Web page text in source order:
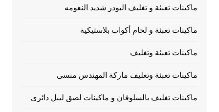
ماكينات تعبئة و تغليف البودر شديد النعومه
ماكينات تعبئة و لحام أكواب بلاستيكية
ماكينات تعبئة وتغليف
ماكينات تعبئة وتغليف ماركة المهندس منسى
ماكينات تغليف بالسلوفان و ماكينات لصق ليبل دائرى